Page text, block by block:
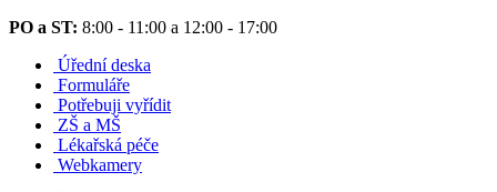
PO a ST: 8:00 - 11:00 a 12:00 - 17:00
Úřední deska
Formuláře
Potřebuji vyřídit
ZŠ a MŠ
Lékařská péče
Webkamery